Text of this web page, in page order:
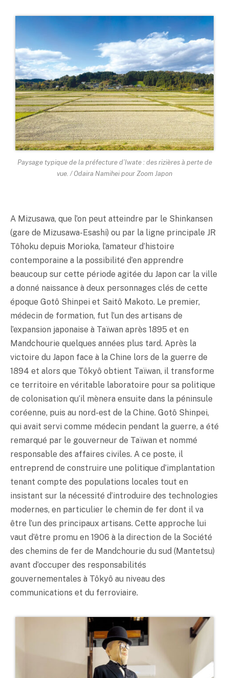
Paysage typique de la préfecture d’Iwate : des rizières à perte de
vue. / Odaira Namihei pour Zoom Japon
A Mizusawa, que l’on peut atteindre par le Shinkansen
(gare de Mizusawa-Esashi) ou par la ligne principale JR
Tôhoku depuis Morioka, l’amateur d’histoire
contemporaine a la possibilité d’en apprendre
beaucoup sur cette période agitée du Japon car la ville
a donné naissance à deux personnages clés de cette
époque Gotô Shinpei et Saitô Makoto. Le premier,
médecin de formation, fut l’un des artisans de
l’expansion japonaise à Taïwan après 1895 et en
Mandchourie quelques années plus tard. Après la
victoire du Japon face à la Chine lors de la guerre de
1894 et alors que Tôkyô obtient Taïwan, il transforme
ce territoire en véritable laboratoire pour sa politique
de colonisation qu’il mènera ensuite dans la péninsule
coréenne, puis au nord-est de la Chine. Gotô Shinpei,
qui avait servi comme médecin pendant la guerre, a été
remarqué par le gouverneur de Taïwan et nommé
responsable des affaires civiles. A ce poste, il
entreprend de construire une politique d’implantation
tenant compte des populations locales tout en
insistant sur la nécessité d’introduire des technologies
modernes, en particulier le chemin de fer dont il va
être l’un des principaux artisans. Cette approche lui
vaut d’être promu en 1906 à la direction de la Société
des chemins de fer de Mandchourie du sud (Mantetsu)
avant d’occuper des responsabilités
gouvernementales à Tôkyô au niveau des
communications et du ferroviaire.